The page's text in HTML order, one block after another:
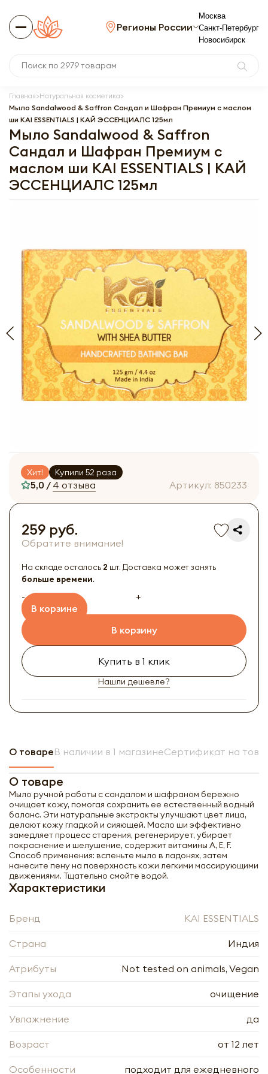
Регионы России
Москва
Санкт-Петербург
Новосибирск
Главная Натуральная косметика
Мыло Sandalwood & Saffron Сандал и Шафран Премиум с маслом
ши KAI ESSENTIALS | КАЙ ЭССЕНЦИАЛС 125мл
Мыло Sandalwood & Saffron
Сандал и Шафран Премиум с
маслом ши KAI ESSENTIALS | КАЙ
ЭССЕНЦИАЛС 125мл
Хит! Купили 52 раза
5,0 / 4 отзыва Артикул: 850233
259 руб.
Обратите внимание!
На складе осталось 2 шт. Доставка может занять
больше времени.
-
+
В корзине
В корзину
Купить в 1 клик
Нашли дешевле?
О товареВ наличии в 1 магазинеСертификат на
О товаре
Мыло ручной работы с сандалом и шафраном бережно
очищает кожу, помогая сохранить ее естественный водный
баланс. Эти натуральные экстракты улучшают цвет лица,
делают кожу гладкой и сияющей. Масло ши эффективно
замедляет процесс старения, регенерирует, убирает
покраснение и шелушение, содержит витамины A, E, F.
Способ применения: вспеньте мыло в ладонях, затем
нанесите пену на поверхность кожи легкими массирующими
движениями. Тщательно смойте водой.
Характеристики
Бренд KAI ESSENTIALS
Страна Индия
Атрибуты Not tested on animals, Vegan
Этапы ухода очищение
Увлажнение да
Возраст от 12 лет
Особенности
подходит для ежедневного